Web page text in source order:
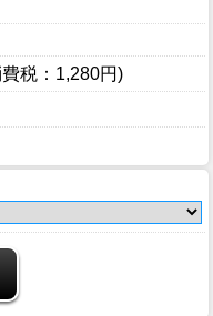
税：1,280円)